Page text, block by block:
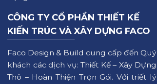
CÔNG TY CỔ PHẦN THIẾT KẾ
KIẾN TRÚC VÀ XÂY DỰNG FACO
Faco Design & Build cung cấp đến Quý
khách các dịch vụ: Thiết Kế – Xây Dựng
Thô – Hoàn Thiện Trọn Gói. Với triết lý